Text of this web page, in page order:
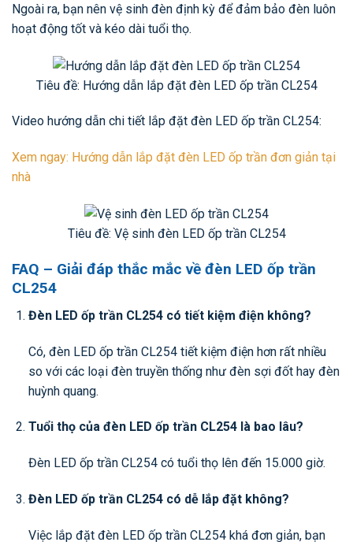
Ngoài ra, bạn nên vệ sinh đèn định kỳ để đảm bảo đèn luôn
hoạt động tốt và kéo dài tuổi thọ.
Tiêu đề: Hướng dẫn lắp đặt đèn LED ốp trần CL254
Video hướng dẫn chi tiết lắp đặt đèn LED ốp trần CL254:
Xem ngay: Hướng dẫn lắp đặt đèn LED ốp trần đơn giản tại
nhà
Tiêu đề: Vệ sinh đèn LED ốp trần CL254
FAQ – Giải đáp thắc mắc về đèn LED ốp trần
CL254
Đèn LED ốp trần CL254 có tiết kiệm điện không?
Có, đèn LED ốp trần CL254 tiết kiệm điện hơn rất nhiều
so với các loại đèn truyền thống như đèn sợi đốt hay đèn
huỳnh quang.
Tuổi thọ của đèn LED ốp trần CL254 là bao lâu?
Đèn LED ốp trần CL254 có tuổi thọ lên đến 15.000 giờ.
Đèn LED ốp trần CL254 có dễ lắp đặt không?
Việc lắp đặt đèn LED ốp trần CL254 khá đơn giản, bạn